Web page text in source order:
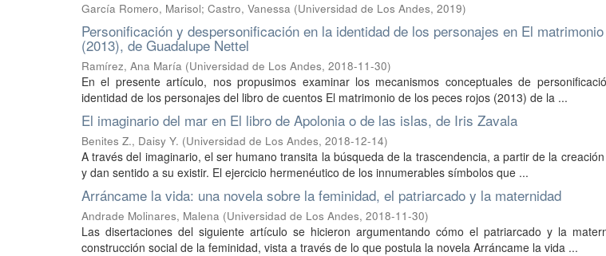
García Romero, Marisol; Castro, Vanessa (Universidad de Los Andes, 2019)
Personificación y despersonificación en la identidad de los personajes en El
(2013), de Guadalupe Nettel
Ramírez, Ana María (Universidad de Los Andes, 2018-11-30)
En el presente artículo, nos propusimos examinar los mecanismos conceptuales de
identidad de los personajes del libro de cuentos El matrimonio de los peces rojos (2013) de la ...
El imaginario del mar en El libro de Apolonia o de las islas, de Iris Zavala
Benites Z., Daisy Y. (Universidad de Los Andes, 2018-12-14)
A través del imaginario, el ser humano transita la búsqueda de la trascendencia, a partir de la
y dan sentido a su existir. El ejercicio hermenéutico de los innumerables símbolos que ...
Arráncame la vida: una novela sobre la feminidad, el patriarcado y la maternidad
Andrade Molinares, Malena (Universidad de Los Andes, 2018-11-30)
Las disertaciones del siguiente artículo se hicieron argumentando cómo el patriarcado y la
construcción social de la feminidad, vista a través de lo que postula la novela Arráncame la vida ...